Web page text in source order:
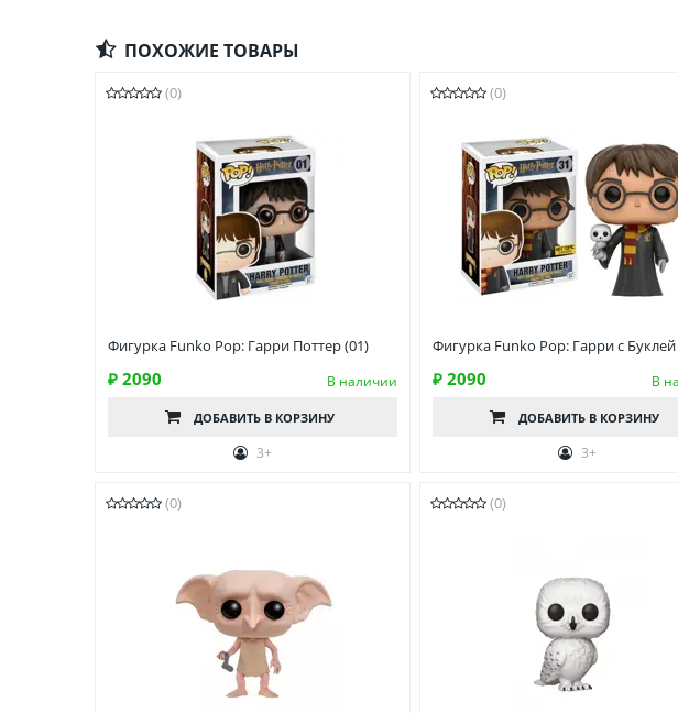
ПОХОЖИЕ ТОВАРЫ
(0)
Фигурка Funko Pop: Гарри Поттер (01)
₽ 2090 В наличии
ДОБАВИТЬ В КОРЗИНУ
3+
(0)
Фигурка Funko Pop: Гарри с Буклей
₽ 2090 В
ДОБАВИТЬ В КОРЗИНУ
3+
(0) (0)